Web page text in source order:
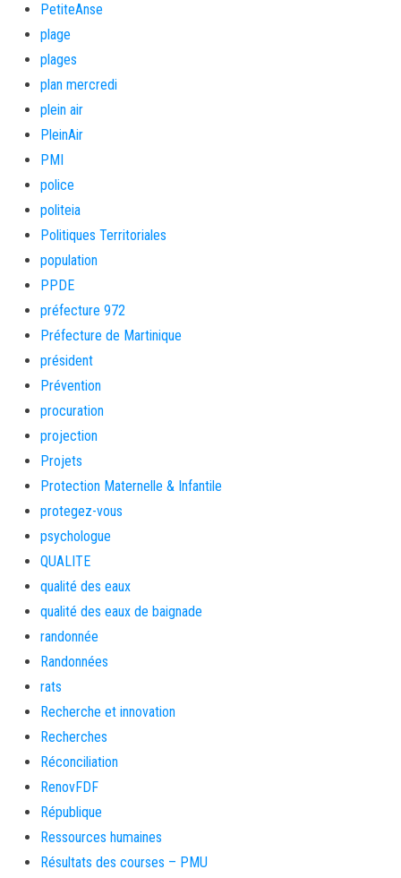
PetiteAnse
plage
plages
plan mercredi
plein air
PleinAir
PMI
police
politeia
Politiques Territoriales
population
PPDE
préfecture 972
Préfecture de Martinique
président
Prévention
procuration
projection
Projets
Protection Maternelle & Infantile
protegez-vous
psychologue
QUALITE
qualité des eaux
qualité des eaux de baignade
randonnée
Randonnées
rats
Recherche et innovation
Recherches
Réconciliation
RenovFDF
République
Ressources humaines
Résultats des courses – PMU